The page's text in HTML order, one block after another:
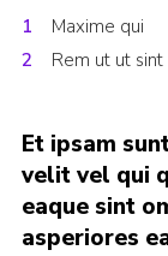
Join Our
Maxime qui
Rem ut ut sint
Et ipsam
velit vel qui
eaque sint
asperiores